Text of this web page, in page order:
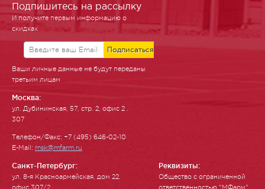
Подпишитесь на рассылку
И получите первым информацию о
скидках
Ваши личные данные не будут переданы
третьим лицам
Москва:
ул. Ду­бинин­ская, 57, стр. 2, офис 2 .
307
Телефон/Факс: +7 (495) 646-02-10
E-Mail: msk@mfarm.ru
Санкт-Петербург:
ул. 8-я Красноармейская, дом 22,
Реквизиты:
Общество с ограниченной